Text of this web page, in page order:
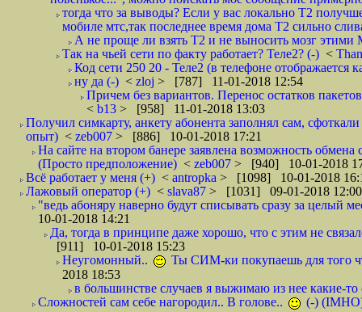
тогда что за выводы? Если у вас локально Т2
мобиле мтс,так последнее время дома Т2 сильно
А не проще ли взять Т2 и не выносить мозг
Так на чьей сети по факту работает? Теле2? (-) <
Код сети 250 20 - Теле2 (в телефоне отображается
ну да (-) < zloj > [787] 11-01-2018 12:54
Причем без вариантов. Перенос остатков
< b13 > [958] 11-01-2018 13:03
Получил симкарту, анкету абонента заполнял сам,
опыт) < zeb007 > [886] 10-01-2018 17:21
На сайте на втором банере заявлена возможность
(Просто предположение) < zeb007 > [940] 10-01-2018
Всё работает у меня (+) < antropka > [1098] 10-01-2018
Лажовый оператор (+) < slava87 > [1031] 09-01-2018 12:00
"ведь абоняру наверно будут списывать сразу за целый
10-01-2018 14:21
Да, тогда в принципе даже хорошо, что с этим не
[911] 10-01-2018 15:23
Неугомонный..
Ты СИМ-ки покупаешь для того
2018 18:53
в большинстве случаев я выжимаю из нее какие-то
Сложностей сам себе нагородил.. В голове..
(-)